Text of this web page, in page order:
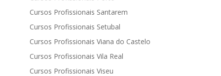
Cursos Profissionais Santarem
Cursos Profissionais Setubal
Cursos Profissionais Viana do Castelo
Cursos Profissionais Vila Real
Cursos Profissionais Viseu